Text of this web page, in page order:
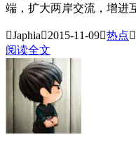
端，扩大两岸交流，增进
Japhia2015-11-09热点
阅读全文